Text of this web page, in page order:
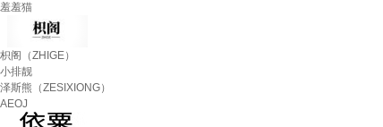
羞羞猫
枳阁（ZHIGE）
小排靓
泽斯熊（ZESIXIONG）
AEOJ